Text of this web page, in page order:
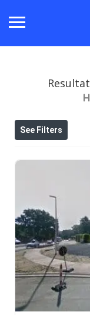
See Filters